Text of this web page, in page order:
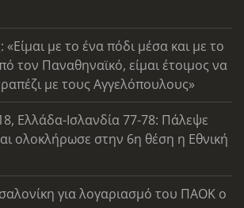
με το ένα πόδι μέσα και με το
τον Παναθηναϊκό, είμαι έτοιμος να
με τους Αγγελόπουλους»
Ελλάδα-Ισλανδία 77-78: Πάλεψε
ολοκλήρωσε στην 6η θέση η Εθνική
για λογαριασμό του ΠΑΟΚ ο